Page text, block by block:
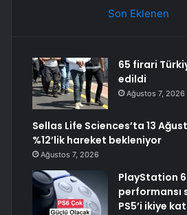
Son Eklenen
65 firari
edildi
Ağustos 7, 2026
Sellas Life Sciences’ta 13
%12’lik hareket bekleniyor
Ağustos 7, 2026
PlayStation 6
performansı
PS5’i ikiye